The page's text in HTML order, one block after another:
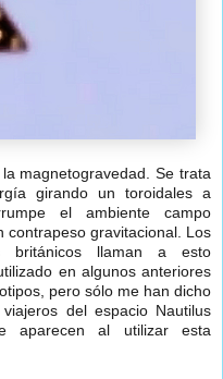
magnetogravedad. Se trata
girando un toroidales a
el ambiente campo
contrapeso gravitacional. Los
británicos llaman a esto
en algunos anteriores
pero sólo me han dicho
del espacio Nautilus
aparecen al utilizar esta